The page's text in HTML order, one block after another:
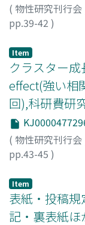
( 物性研究刊行会
pp.39-42 )
Item
クラスター
effect(強い相
回),科研費研
( 物性研究刊行会
pp.43-45 )
Item
表紙・投稿
記・裏表紙ほ